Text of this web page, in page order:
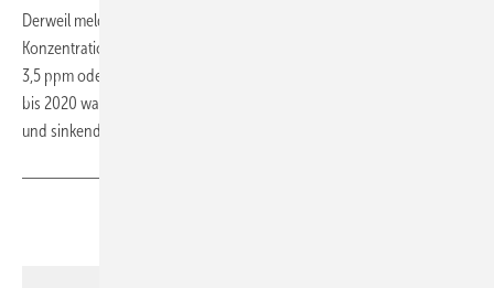
Derweil meldete die Weltwetterorganisation einen Rekordanstieg der
Konzentration des Treibhausgases CO
3,5 ppm oder Parts per Million, wie das internationale Maß heißt. 2011
bis 2020 waren es im Schnitt noch 2,4 ppm pro Jahr. Waldbrände
und sinkende Aufnahmefähigkeit der Ozeane trugen dazu bei.